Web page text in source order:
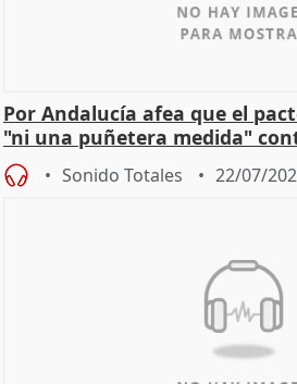
Por Andalucía afea que el
"ni una puñetera medida"
machista
Sonido Totales 22/07/